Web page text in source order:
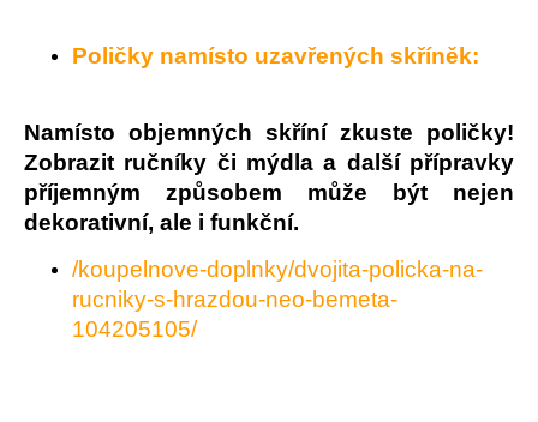
Poličky namísto uzavřených skříněk:
Namísto objemných skříní zkuste poličky!
Zobrazit ručníky či mýdla a další přípravky
příjemným způsobem může být nejen
dekorativní, ale i funkční.
/koupelnove-doplnky/dvojita-policka-na-
rucniky-s-hrazdou-neo-bemeta-
104205105/